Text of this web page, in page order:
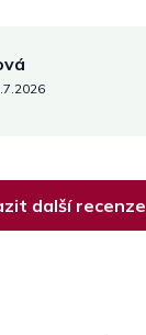
je 5 z 5 hvězdiček.
další recenze